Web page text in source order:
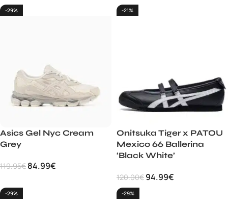
-29%
Asics Gel Nyc Cream
Grey
119.95€ 84.99€
-21%
Onitsuka Tiger x PATOU
Mexico 66 Ballerina
‘Black White’
120.00€ 94.99€
-29% -29%